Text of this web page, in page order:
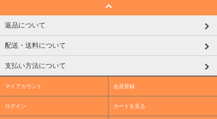
返品について
配送・送料について
支払い方法について
マイアカウント 会員登録
ログイン カートを見る